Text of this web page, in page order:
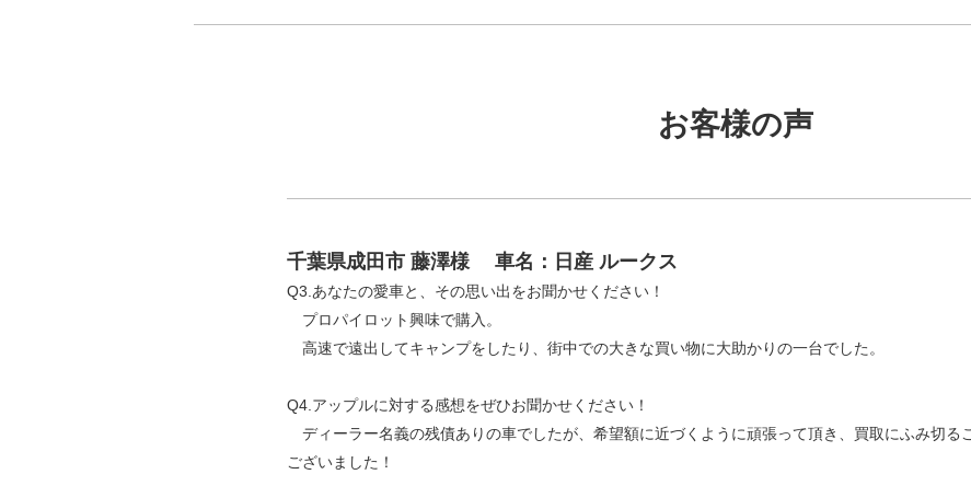
お客様の声
千葉県成田市 藤澤様 車名：日産 ルークス
Q3.あなたの愛車と、その思い出をお聞かせください！
プロパイロット興味で購入。
高速で遠出してキャンプをしたり、街中での大きな買い物に大助かりの一台でした。
Q4.アップルに対する感想をぜひお聞かせください！
ディーラー名義の残債ありの車でしたが、希望額に近づくように頑張って頂き、買取にふみ切る
ございました！